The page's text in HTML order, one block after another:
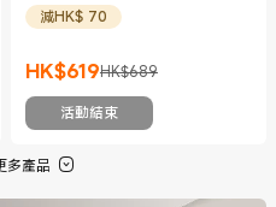
減HK$ 70
HK$619
現價 HK$619HK$689
市場價格 HK$689
活動結束
多產品